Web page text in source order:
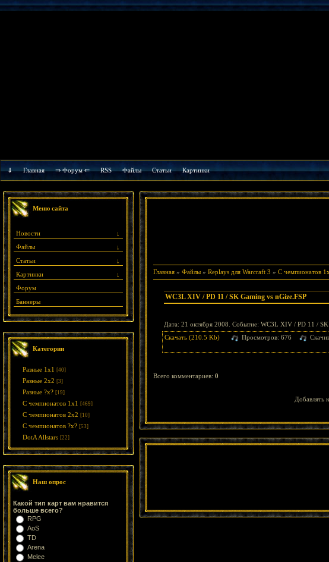
⇓ Главная ⇒ Форум ⇐ RSS Файлы Cтатьи Картинки
Меню сайта
↓
Новости
↓
Файлы
↓
Статьи
↓
Картинки
Форум
Баннеры
Категории
Разные 1х1 [40]
Разные 2х2 [3]
Разные ?х? [19]
С чемпионатов 1х1 [469]
С чемпионатов 2х2 [10]
С чемпионатов ?х? [53]
DotA Allstars [22]
Наш опрос
Какой тип карт вам нравится
больше всего?
RPG
AoS
TD
Arena
Melee
Главная » Файлы » Replays для Warcraft 3 » С чемпионатов
WC3L XIV / PD 11 / SK Gaming vs nGize.FSP
Дата: 21 октября 2008. Событие: WC3L XIV / PD 11 / SK
Скачать (210.5 Kb)
Просмотров: 676
Всего комментариев: 0
Добавлять